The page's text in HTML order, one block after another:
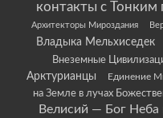
контакты с Тонким
Архитекторы Мироздания
Владыка Мельхиседек
Внеземные
Арктурианцы
Единение
на Земле в лучах
Велисий — Бог Неба